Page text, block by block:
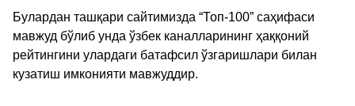
Булардан ташқари сайтимизда “Топ-100” саҳифаси
мавжуд бўлиб унда ўзбек каналларининг ҳаққоний
рейтингини улардаги батафсил ўзгаришлари билан
кузатиш имконияти мавжуддир.